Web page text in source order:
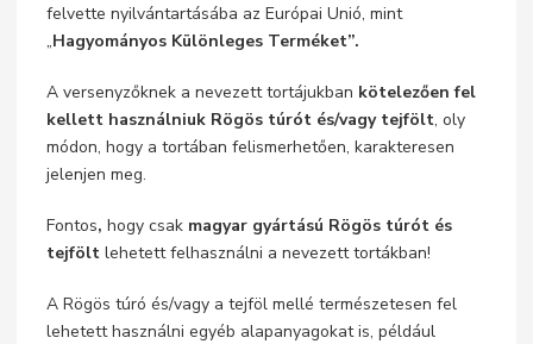
felvette nyilvántartásába az Európai Unió, mint
„Hagyományos Különleges Terméket”.
A versenyzőknek a nevezett tortájukban kötelezően fel
kellett használniuk Rögös túrót és/vagy tejfölt, oly
módon, hogy a tortában felismerhetően, karakteresen
jelenjen meg.
Fontos,hogy csak magyar gyártású Rögös túrót és
tejföltlehetett felhasználni a nevezett tortákban!
A Rögös túró és/vagy a tejföl mellé természetesen fel
lehetett használni egyéb alapanyagokat is, például